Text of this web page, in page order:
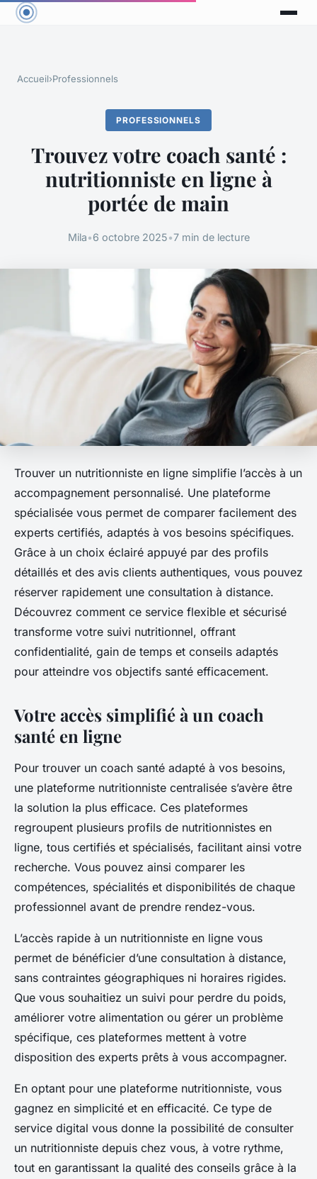
Accueil›Professionnels
PROFESSIONNELS
Trouvez votre coach santé :
nutritionniste en ligne à
portée de main
Mila•6 octobre 2025•7 min de lecture
Trouver un nutritionniste en ligne simplifie l’accès à un
accompagnement personnalisé. Une plateforme
spécialisée vous permet de comparer facilement des
experts certifiés, adaptés à vos besoins spécifiques.
Grâce à un choix éclairé appuyé par des profils
détaillés et des avis clients authentiques, vous pouvez
réserver rapidement une consultation à distance.
Découvrez comment ce service flexible et sécurisé
transforme votre suivi nutritionnel, offrant
confidentialité, gain de temps et conseils adaptés
pour atteindre vos objectifs santé efficacement.
Votre accès simplifié à un coach
santé en ligne
Pour trouver un coach santé adapté à vos besoins,
une plateforme nutritionniste centralisée s’avère être
la solution la plus efficace. Ces plateformes
regroupent plusieurs profils de nutritionnistes en
ligne, tous certifiés et spécialisés, facilitant ainsi votre
recherche. Vous pouvez ainsi comparer les
compétences, spécialités et disponibilités de chaque
professionnel avant de prendre rendez-vous.
L’accès rapide à un nutritionniste en ligne vous
permet de bénéficier d’une consultation à distance,
sans contraintes géographiques ni horaires rigides.
Que vous souhaitiez un suivi pour perdre du poids,
améliorer votre alimentation ou gérer un problème
spécifique, ces plateformes mettent à votre
disposition des experts prêts à vous accompagner.
En optant pour une plateforme nutritionniste, vous
gagnez en simplicité et en efficacité. Ce type de
service digital vous donne la possibilité de consulter
un nutritionniste depuis chez vous, à votre rythme,
tout en garantissant la qualité des conseils grâce à la